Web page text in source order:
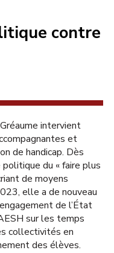
contre
intervient
et
de handicap. Dès
du « faire plus
de moyens
elle a de nouveau
de l’État
sur les temps
collectivités en
des élèves.